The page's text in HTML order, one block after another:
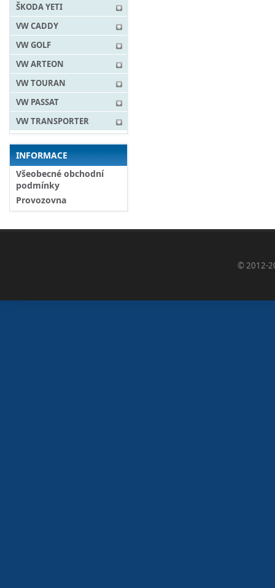
ŠKODA YETI
VW CADDY
VW GOLF
VW ARTEON
VW TOURAN
VW PASSAT
VW TRANSPORTER
INFORMACE
Všeobecné obchodní
podmínky
Provozovna
© 2012-